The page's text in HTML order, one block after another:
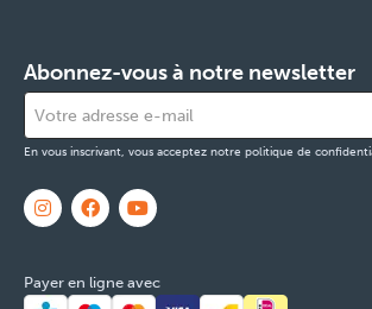
Abonnez-vous à notre newsletter
En vous inscrivant, vous acceptez notre politique de
Payer en ligne avec